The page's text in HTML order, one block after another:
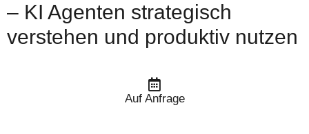
– KI Agenten strategisch
verstehen und produktiv nutzen
Auf Anfrage